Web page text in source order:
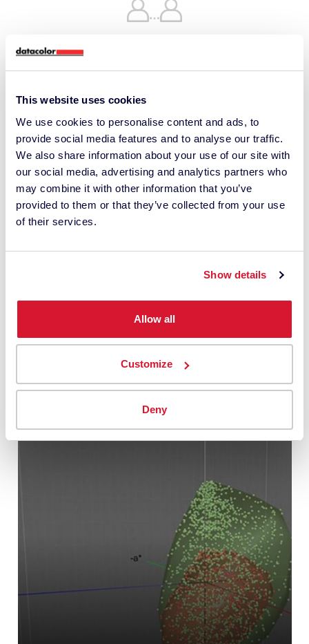
This website uses cookies
We use cookies to personalise content and ads, to
provide social media features and to analyse our traffic.
We also share information about your use of our site with
our social media, advertising and analytics partners who
may combine it with other information that you’ve
provided to them or that they’ve collected from your use
of their services.
Show details
Allow all
Customize
Deny
Zugang zu einem weltweiten Netzwerk von
globalen Servicezentren – um Ihren
Supportbedarf virtuell oder persönlich zu
decken.
Ideen beginnen hier
Besuchen Sie das Learning Center